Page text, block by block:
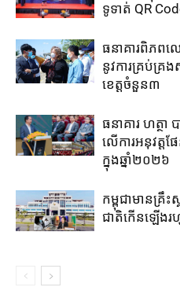
ទូទាត់ ​QR
ធនាគារពិភពល
នូវការគ្រប់គ្
ខេត្តចំនួន៣
ធនាគារ ហត្ថា
លើការអនុវត្ត
ក្នុងឆ្នាំ២០២៦
កម្ពុជាមានគ្រឹះ
ជាតិកើនឡើង